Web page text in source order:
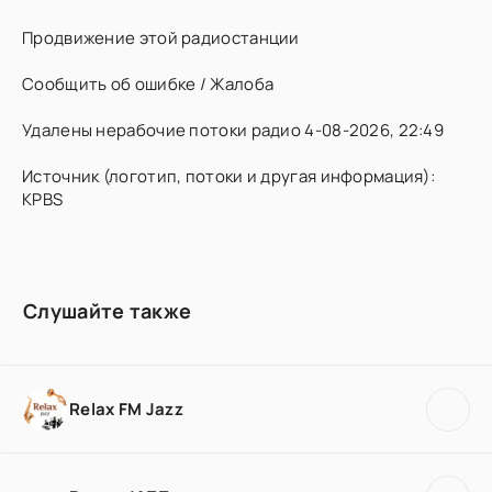
Продвижение этой радиостанции
Сообщить об ошибке / Жалоба
Удалены нерабочие потоки радио 4-08-2026, 22:49
Источник (логотип, потоки и другая информация):
KPBS
Слушайте также
Relax FM Jazz